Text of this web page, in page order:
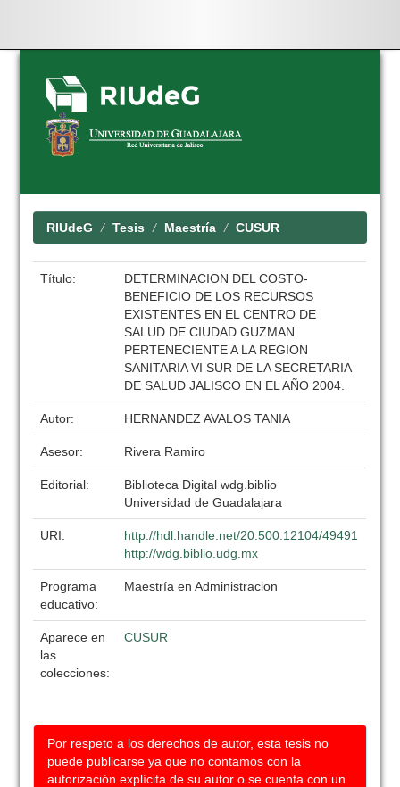
Skip
navigation
RIUdeG Tesis Maestría CUSUR
Título:
DETERMINACION DEL COSTO-
BENEFICIO DE LOS RECURSOS
EXISTENTES EN EL CENTRO DE
SALUD DE CIUDAD GUZMAN
PERTENECIENTE A LA REGION
SANITARIA VI SUR DE LA SECRETARIA
DE SALUD JALISCO EN EL AÑO 2004.
Autor: HERNANDEZ AVALOS TANIA
Asesor: Rivera Ramiro
Editorial:
Biblioteca Digital wdg.biblio
Universidad de Guadalajara
URI:
http://hdl.handle.net/20.500.12104/49491
http://wdg.biblio.udg.mx
Programa
educativo:
Maestría en Administracion
Aparece en
las
colecciones:
CUSUR
Por respeto a los derechos de autor, esta tesis no
puede publicarse ya que no contamos con la
autorización explícita de su autor o se cuenta con un